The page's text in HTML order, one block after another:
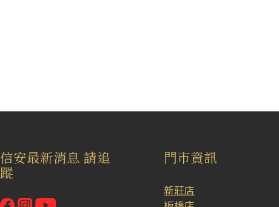
信安最新消息 請追
蹤
門市資訊
新莊店